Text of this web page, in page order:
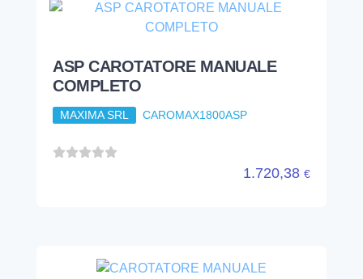
ASP CAROTATORE MANUALE
COMPLETO
MAXIMA SRL CAROMAX1800ASP
1.720,38 €